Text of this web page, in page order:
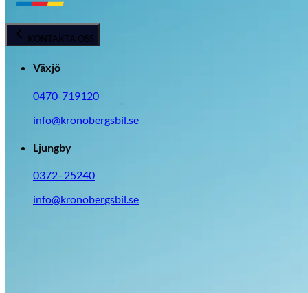
KONTAKTA OSS
Växjö
0470-719120
info@kronobergsbil.se
Ljungby
0372–25240
info@kronobergsbil.se